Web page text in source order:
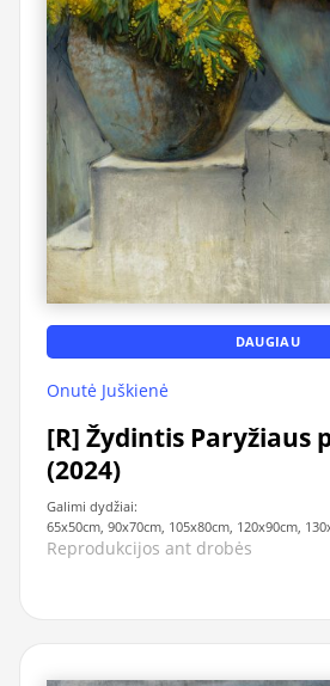
DAUGIAU
Onutė Juškienė
[R] Žydintis Paryžiaus
(2024)
Galimi dydžiai:
65x50cm, 90x70cm, 105x80cm, 120x90cm,
Reprodukcijos ant drobės